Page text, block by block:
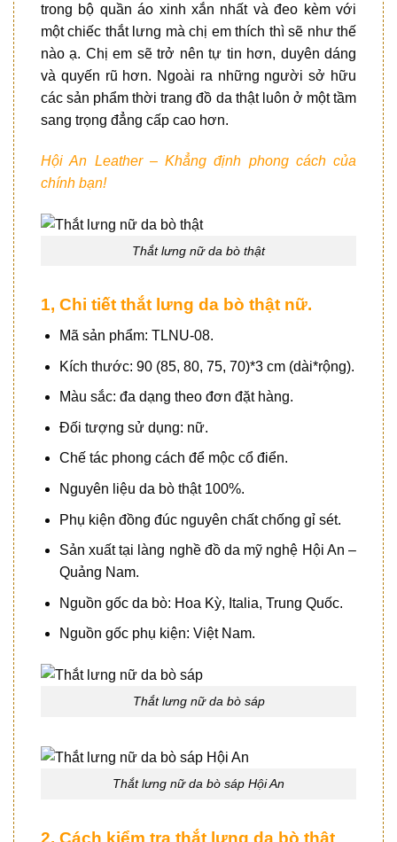
trong bộ quần áo xinh xắn nhất và đeo kèm với
một chiếc thắt lưng mà chị em thích thì sẽ như thế
nào ạ. Chị em sẽ trở nên tự tin hơn, duyên dáng
và quyến rũ hơn. Ngoài ra những người sở hữu
các sản phẩm thời trang đồ da thật luôn ở một tầm
sang trọng đẳng cấp cao hơn.
Hội An Leather – Khẳng định phong cách của
chính bạn!
Thắt lưng nữ da bò thật
1, Chi tiết thắt lưng da bò thật nữ.
Mã sản phẩm: TLNU-08.
Kích thước: 90 (85, 80, 75, 70)*3 cm (dài*rộng).
Màu sắc: đa dạng theo đơn đặt hàng.
Đối tượng sử dụng: nữ.
Chế tác phong cách để mộc cổ điển.
Nguyên liệu da bò thật 100%.
Phụ kiện đồng đúc nguyên chất chống gỉ sét.
Sản xuất tại làng nghề đồ da mỹ nghệ Hội An –
Quảng Nam.
Nguồn gốc da bò: Hoa Kỳ, Italia, Trung Quốc.
Nguồn gốc phụ kiện: Việt Nam.
Thắt lưng nữ da bò sáp
Thắt lưng nữ da bò sáp Hội An
2, Cách kiểm tra thắt lưng da bò thật